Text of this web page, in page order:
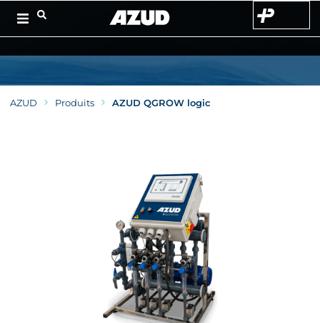
AZUD Produits AZUD QGROW logic